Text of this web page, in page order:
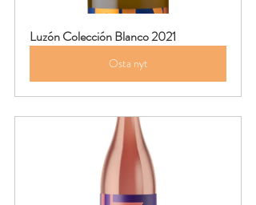
Luzón Colección Blanco 2021
Osta nyt